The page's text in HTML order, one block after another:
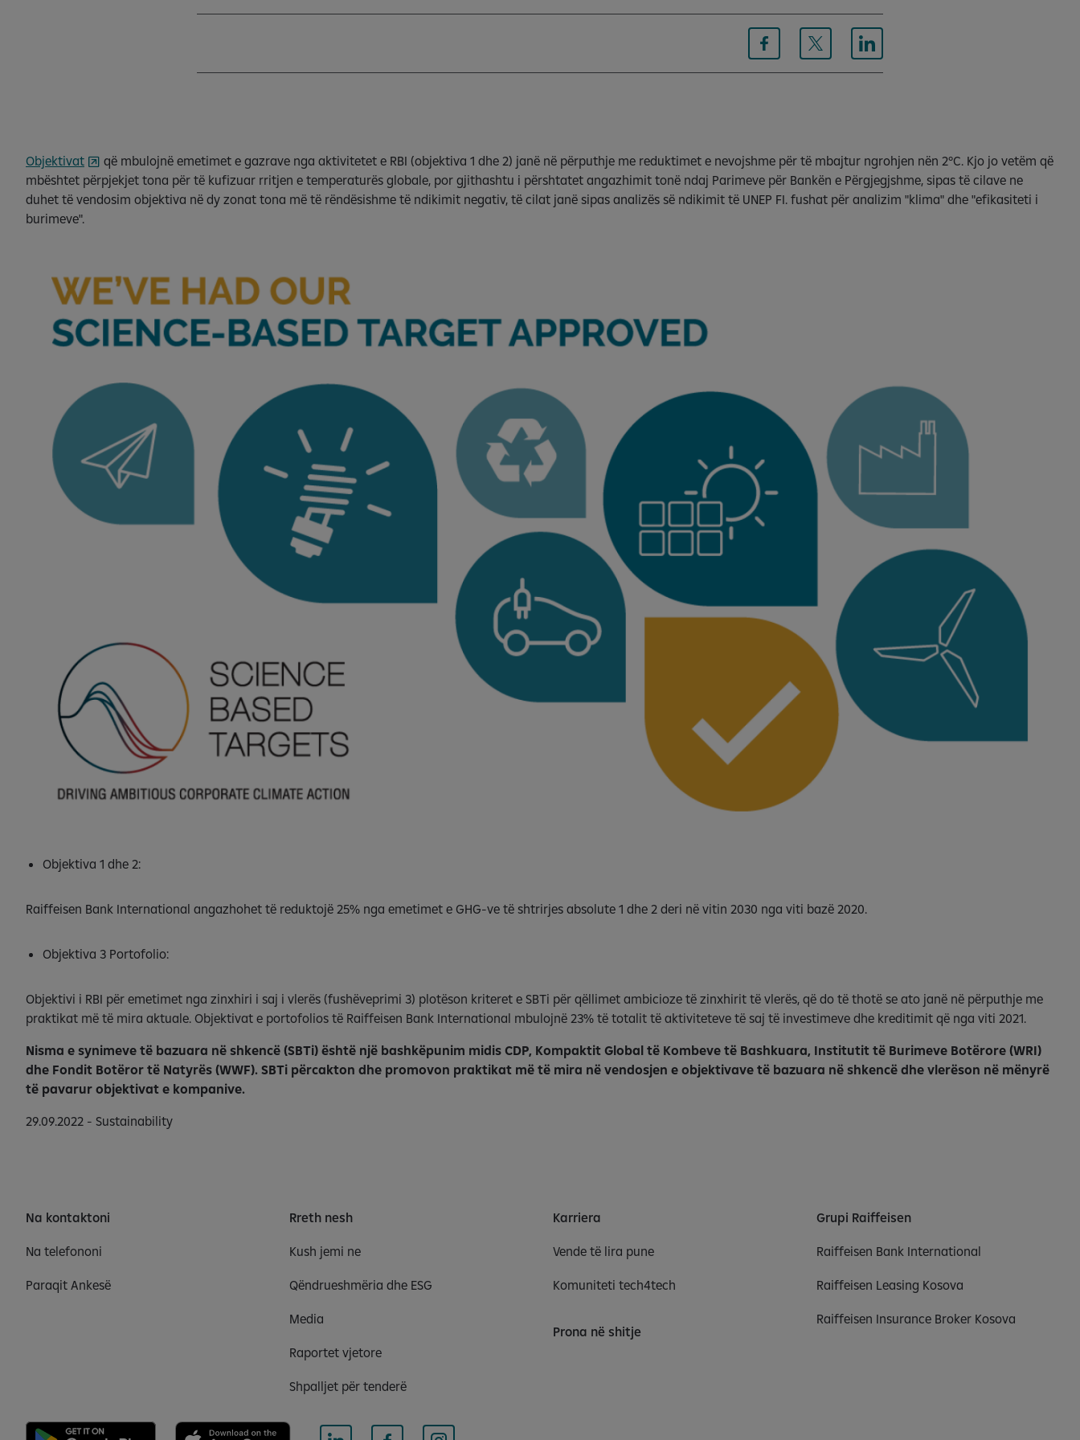
Objektivat
që mbulojnë emetimet e gazrave nga aktivitetet e RBI (objektiva 1 dhe 2) janë në përputhje me reduktimet e nevojshme për të mbajtur ngrohjen nën 2°C. Kjo jo vetëm që
mbështet përpjekjet tona për të kufizuar rritjen e temperaturës globale, por gjithashtu i përshtatet angazhimit tonë ndaj Parimeve për Bankën e Përgjegjshme, sipas të cilave ne
duhet të vendosim objektiva në dy zonat tona më të rëndësishme të ndikimit negativ, të cilat janë sipas analizës së ndikimit të UNEP FI. fushat për analizim "klima" dhe "efikasiteti i
burimeve".
Objektiva 1 dhe 2:
Raiffeisen Bank International angazhohet të reduktojë 25% nga emetimet e GHG-ve të shtrirjes absolute 1 dhe 2 deri në vitin 2030 nga viti bazë 2020.
Objektiva 3 Portofolio:
Objektivi i RBI për emetimet nga zinxhiri i saj i vlerës (fushëveprimi 3) plotëson kriteret e SBTi për qëllimet ambicioze të zinxhirit të vlerës, që do të thotë se ato janë në përputhje me
praktikat më të mira aktuale. Objektivat e portofolios të Raiffeisen Bank International mbulojnë 23% të totalit të aktiviteteve të saj të investimeve dhe kreditimit që nga viti 2021.
Nisma e synimeve të bazuara në shkencë (SBTi) është një bashkëpunim midis CDP, Kompaktit Global të Kombeve të Bashkuara, Institutit të Burimeve Botërore (WRI)
dhe Fondit Botëror të Natyrës (WWF). SBTi përcakton dhe promovon praktikat më të mira në vendosjen e objektivave të bazuara në shkencë dhe vlerëson në mënyrë
të pavarur objektivat e kompanive.
29.09.2022 - Sustainability
Na kontaktoni
Na telefononi
Paraqit Ankesë
Rreth nesh
Kush jemi ne
Qëndrueshmëria dhe ESG
Media
Raportet vjetore
Shpalljet për tenderë
Karriera
Vende të lira pune
Komuniteti tech4tech
Prona në shitje
Grupi Raiffeisen
Raiffeisen Bank International
Raiffeisen Leasing Kosova
Raiffeisen Insurance Broker Kosova